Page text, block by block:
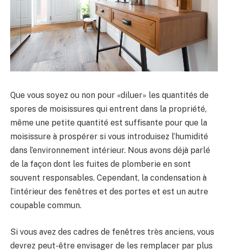
Que vous soyez ou non pour «diluer» les quantités de
spores de moisissures qui entrent dans la propriété,
même une petite quantité est suffisante pour que la
moisissure à prospérer si vous introduisez l’humidité
dans l’environnement intérieur. Nous avons déjà parlé
de la façon dont les fuites de plomberie en sont
souvent responsables. Cependant, la condensation à
l’intérieur des fenêtres et des portes et est un autre
coupable commun.
Si vous avez des cadres de fenêtres très anciens, vous
devrez peut-être envisager de les remplacer par plus